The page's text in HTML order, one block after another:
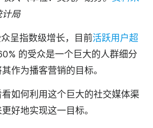
计局
呈指数级增长，目前活跃用户超
的受众是一个巨大的人群细分
作为播客营销的目标。
如何利用这个巨大的社交媒体渠
好地实现这一目标。